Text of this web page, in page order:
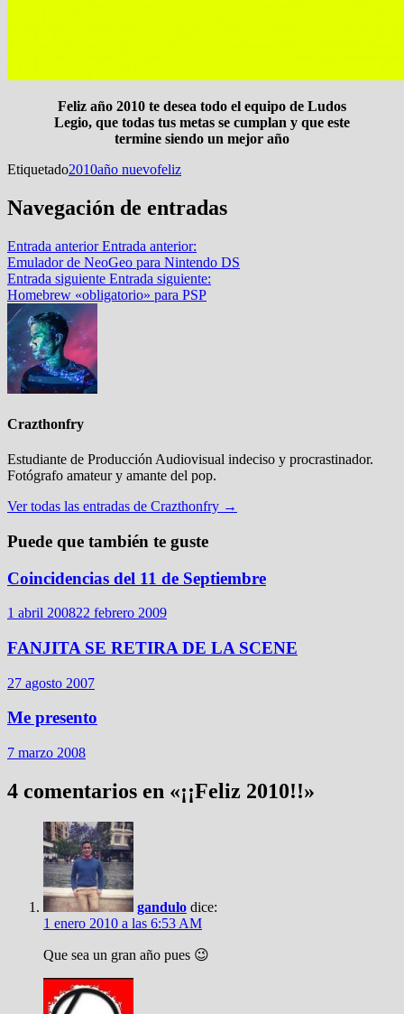
Feliz año 2010 te desea todo el equipo de Ludos
Legio, que todas tus metas se cumplan y que este
termine siendo un mejor año
Etiquetado2010año nuevofeliz
Navegación de entradas
Entrada anterior Entrada anterior:
Emulador de NeoGeo para Nintendo DS
Entrada siguiente Entrada siguiente:
Homebrew «obligatorio» para PSP
Crazthonfry
Estudiante de Producción Audiovisual indeciso y procrastinador.
Fotógrafo amateur y amante del pop.
Ver todas las entradas de Crazthonfry →
Puede que también te guste
Coincidencias del 11 de Septiembre
1 abril 200822 febrero 2009
FANJITA SE RETIRA DE LA SCENE
27 agosto 2007
Me presento
7 marzo 2008
4 comentarios en «¡¡Feliz 2010!!»
gandulo dice:
1 enero 2010 a las 6:53 AM
Que sea un gran año pues 😉